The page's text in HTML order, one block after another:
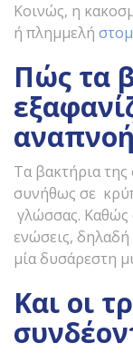
Κοινώς, η
ή πλημμελή
Πώς τα
Τα βακτήρια της
συνήθως σε
γλώσσας. Καθώς
ενώσεις,
μία δυσάρεστη
Και οι